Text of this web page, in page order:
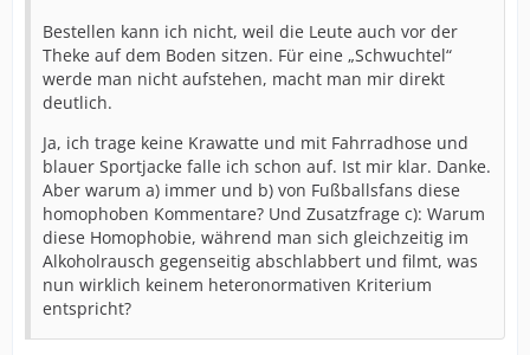
Bestellen kann ich nicht, weil die Leute auch vor der
Theke auf dem Boden sitzen. Für eine „Schwuchtel“
werde man nicht aufstehen, macht man mir direkt
deutlich.
Ja, ich trage keine Krawatte und mit Fahrradhose und
blauer Sportjacke falle ich schon auf. Ist mir klar. Danke.
Aber warum a) immer und b) von Fußballsfans diese
homophoben Kommentare? Und Zusatzfrage c): Warum
diese Homophobie, während man sich gleichzeitig im
Alkoholrausch gegenseitig abschlabbert und filmt, was
nun wirklich keinem heteronormativen Kriterium
entspricht?